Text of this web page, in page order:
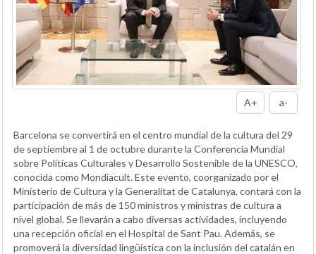
A+ a-
Barcelona se convertirá en el centro mundial de la cultura del 29
de septiembre al 1 de octubre durante la Conferencia Mundial
sobre Políticas Culturales y Desarrollo Sostenible de la UNESCO,
conocida como Mondiacult. Este evento, coorganizado por el
Ministerio de Cultura y la Generalitat de Catalunya, contará con la
participación de más de 150 ministros y ministras de cultura a
nivel global. Se llevarán a cabo diversas actividades, incluyendo
una recepción oficial en el Hospital de Sant Pau. Además, se
promoverá la diversidad lingüística con la inclusión del catalán en